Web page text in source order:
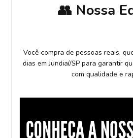
👥 Nossa
Você compra de pessoas reais,
dias em Jundiaí/SP para garantir
com qualidade e